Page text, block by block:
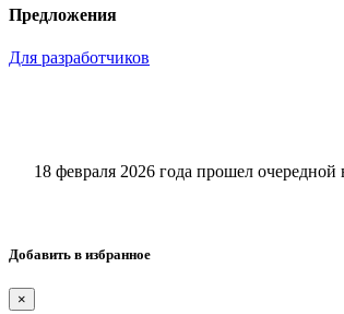
Предложения
Для разработчиков
18 февраля 2026 года прошел
Добавить в избранное
×